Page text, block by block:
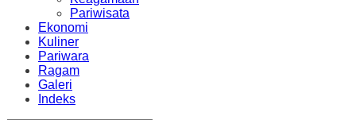
Pariwisata
Ekonomi
Kuliner
Pariwara
Ragam
Galeri
Indeks